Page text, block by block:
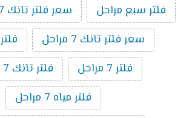
فلتر سبع مراحل
سعر فلتر تانك 7 مراحل 2020
سعر فلتر تانك 7 مراحل
فلتر ٧ مراحل
فلتر 7 مراحل
فلتر تانك 7 مراحل
فلتر مياه 7 مراحل